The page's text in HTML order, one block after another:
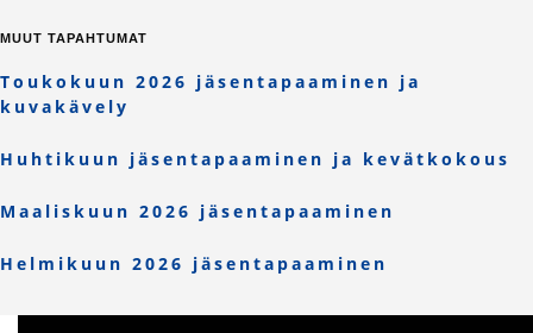
MUUT TAPAHTUMAT
Toukokuun 2026 jäsentapaaminen ja
kuvakävely
Huhtikuun jäsentapaaminen ja kevätkokous
Maaliskuun 2026 jäsentapaaminen
Helmikuun 2026 jäsentapaaminen